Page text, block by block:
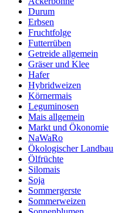
Durum
Erbsen
Fruchtfolge
Futterrüben
Getreide allgemein
Gräser und Klee
Hafer
Hybridweizen
Körnermais
Leguminosen
Mais allgemein
Markt und Ökonomie
NaWaRo
Ökologischer Landbau
Ölfrüchte
Silomais
Soja
Sommergerste
Sommerweizen